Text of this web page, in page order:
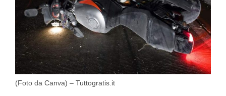
(Foto da Canva) – Tuttogratis.it